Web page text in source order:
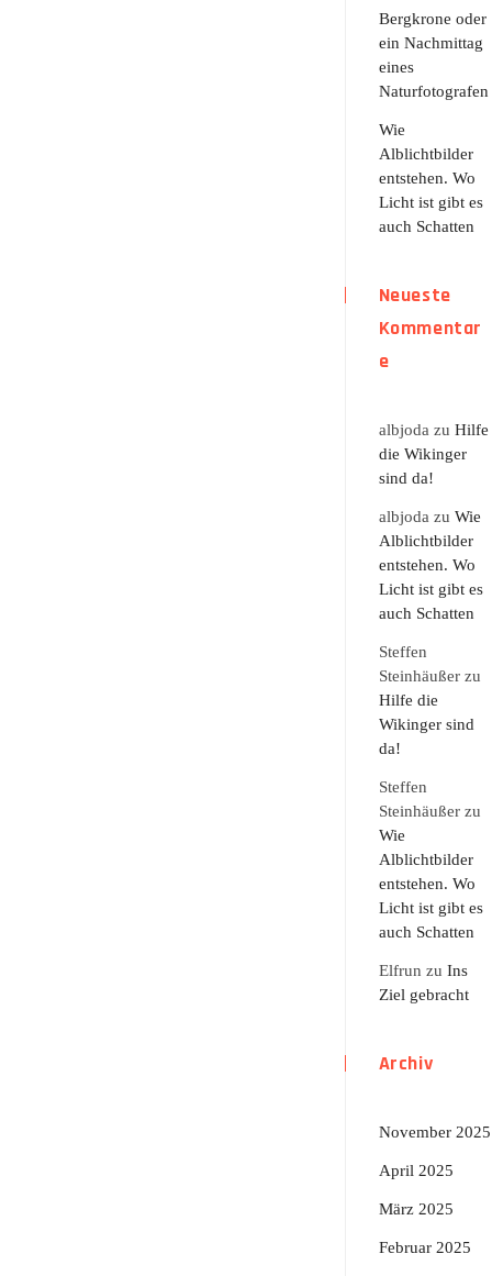
Bergkrone oder
ein Nachmittag
eines
Naturfotografen
Wie
Alblichtbilder
entstehen. Wo
Licht ist gibt es
auch Schatten
Neueste
Kommentar
e
albjoda zu Hilfe
die Wikinger
sind da!
albjoda zu Wie
Alblichtbilder
entstehen. Wo
Licht ist gibt es
auch Schatten
Steffen
Steinhäußerzu
Hilfe die
Wikinger sind
da!
Steffen
Steinhäußerzu
Wie
Alblichtbilder
entstehen. Wo
Licht ist gibt es
auch Schatten
Elfrun zu Ins
Ziel gebracht
Archiv
November 2025
April 2025
März 2025
Februar 2025